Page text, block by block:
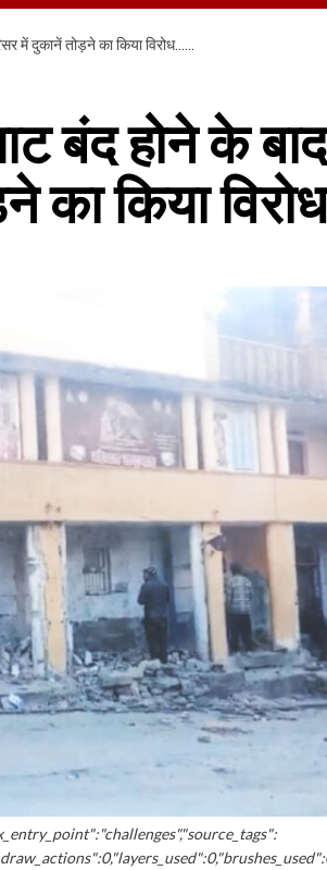
में दुकानें तोड़ने का किया विरोध……
बंद होने के
का किया